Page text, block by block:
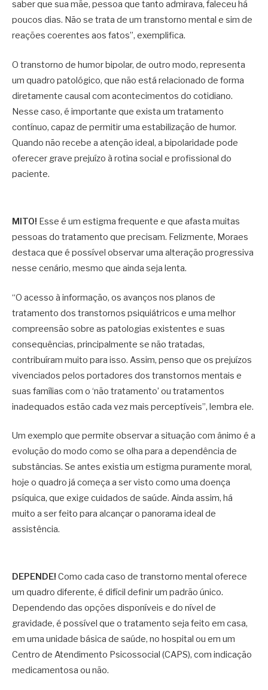
saber que sua mãe, pessoa que tanto admirava, faleceu há
poucos dias. Não se trata de um transtorno mental e sim de
reações coerentes aos fatos”, exemplifica.
O transtorno de humor bipolar, de outro modo, representa
um quadro patológico, que não está relacionado de forma
diretamente causal com acontecimentos do cotidiano.
Nesse caso, é importante que exista um tratamento
contínuo, capaz de permitir uma estabilização de humor.
Quando não recebe a atenção ideal, a bipolaridade pode
oferecer grave prejuízo à rotina social e profissional do
paciente.
MITO! Esse é um estigma frequente e que afasta muitas
pessoas do tratamento que precisam. Felizmente, Moraes
destaca que é possível observar uma alteração progressiva
nesse cenário, mesmo que ainda seja lenta.
“O acesso à informação, os avanços nos planos de
tratamento dos transtornos psiquiátricos e uma melhor
compreensão sobre as patologias existentes e suas
consequências, principalmente se não tratadas,
contribuíram muito para isso. Assim, penso que os prejuízos
vivenciados pelos portadores dos transtornos mentais e
suas famílias com o ‘não tratamento’ ou tratamentos
inadequados estão cada vez mais perceptíveis”, lembra ele.
Um exemplo que permite observar a situação com ânimo é a
evolução do modo como se olha para a dependência de
substâncias. Se antes existia um estigma puramente moral,
hoje o quadro já começa a ser visto como uma doença
psíquica, que exige cuidados de saúde. Ainda assim, há
muito a ser feito para alcançar o panorama ideal de
assistência.
DEPENDE! Como cada caso de transtorno mental oferece
um quadro diferente, é difícil definir um padrão único.
Dependendo das opções disponíveis e do nível de
gravidade, é possível que o tratamento seja feito em casa,
em uma unidade básica de saúde, no hospital ou em um
Centro de Atendimento Psicossocial (CAPS), com indicação
medicamentosa ou não.